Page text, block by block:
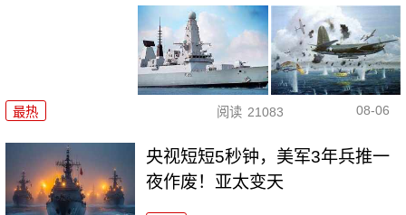
最热 阅读 21083 08-06
央视短短5秒钟，美军3年兵推一
夜作废！亚太变天